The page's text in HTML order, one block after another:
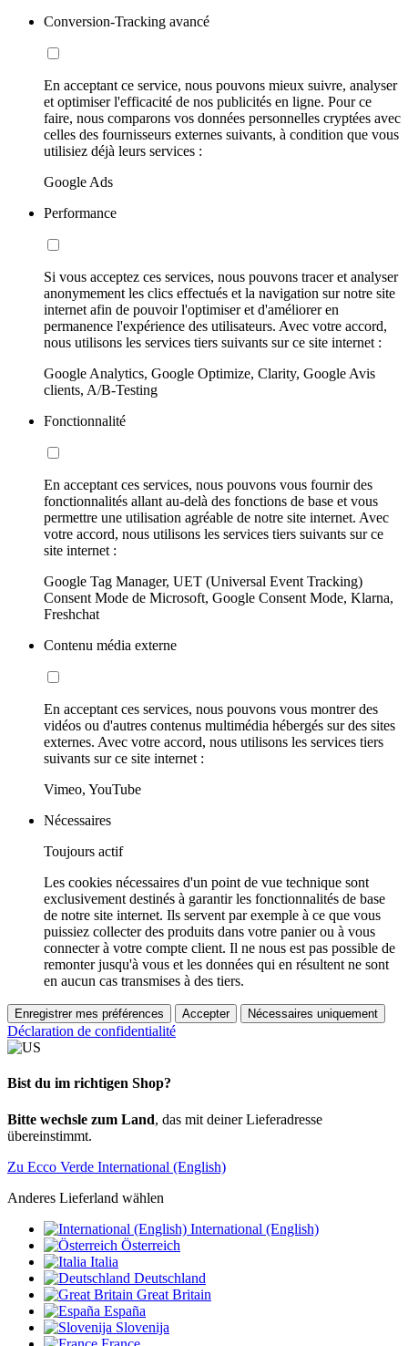
Conversion-Tracking avancé
En acceptant ce service, nous pouvons mieux suivre, analyser
et optimiser l'efficacité de nos publicités en ligne. Pour ce
faire, nous comparons vos données personnelles cryptées avec
celles des fournisseurs externes suivants, à condition que vous
utilisiez déjà leurs services :
Google Ads
Performance
Si vous acceptez ces services, nous pouvons tracer et analyser
anonymement les clics effectués et la navigation sur notre site
internet afin de pouvoir l'optimiser et d'améliorer en
permanence l'expérience des utilisateurs. Avec votre accord,
nous utilisons les services tiers suivants sur ce site internet :
Google Analytics, Google Optimize, Clarity, Google Avis
clients, A/B-Testing
Fonctionnalité
En acceptant ces services, nous pouvons vous fournir des
fonctionnalités allant au-delà des fonctions de base et vous
permettre une utilisation agréable de notre site internet. Avec
votre accord, nous utilisons les services tiers suivants sur ce
site internet :
Google Tag Manager, UET (Universal Event Tracking)
Consent Mode de Microsoft, Google Consent Mode, Klarna,
Freshchat
Contenu média externe
En acceptant ces services, nous pouvons vous montrer des
vidéos ou d'autres contenus multimédia hébergés sur des sites
externes. Avec votre accord, nous utilisons les services tiers
suivants sur ce site internet :
Vimeo, YouTube
Nécessaires
Toujours actif
Les cookies nécessaires d'un point de vue technique sont
exclusivement destinés à garantir les fonctionnalités de base
de notre site internet. Ils servent par exemple à ce que vous
puissiez collecter des produits dans votre panier ou à vous
connecter à votre compte client. Il ne nous est pas possible de
remonter jusqu'à vous et les données qui en résultent ne sont
en aucun cas transmises à des tiers.
Enregistrer mes préférences Accepter Nécessaires uniquement
Déclaration de confidentialité
Bist du im richtigen Shop?
Bitte wechsle zum Land, das mit deiner Lieferadresse
übereinstimmt.
Zu Ecco Verde International (English)
Anderes Lieferland wählen
International (English)
Österreich
Italia
Deutschland
Great Britain
España
Slovenija